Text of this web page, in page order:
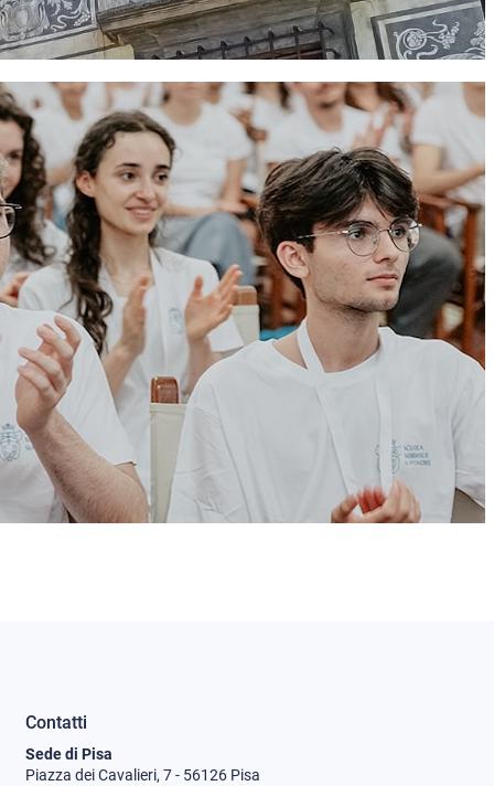
Contatti
Sede di Pisa
Piazza dei Cavalieri, 7 - 56126 Pisa